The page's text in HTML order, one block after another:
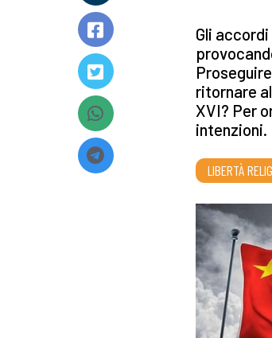
Gli
ritornare
XVI? Per
intenzioni.
LIBERTÀ